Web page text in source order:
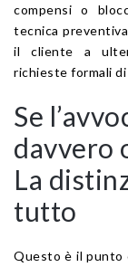
compensi o
tecnica
il cliente a
richieste formali
Se
davvero
La
tutto
Questo è il punto